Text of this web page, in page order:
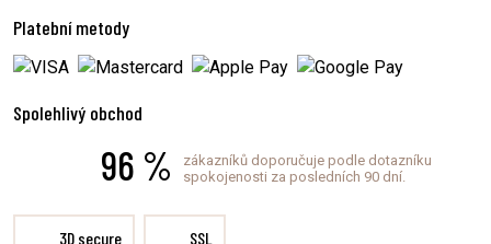
Platební metody
Spolehlivý obchod
96 %
zákazníků doporučuje podle dotazníku
spokojenosti za posledních 90 dní.
3D secure SSL